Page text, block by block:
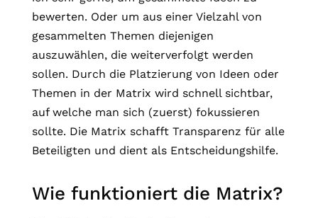
bewerten. Oder um aus einer Vielzahl von
gesammelten Themen diejenigen
auszuwählen, die weiterverfolgt werden
sollen. Durch die Platzierung von Ideen oder
Themen in der Matrix wird schnell sichtbar,
auf welche man sich (zuerst) fokussieren
sollte. Die Matrix schafft Transparenz für alle
Beteiligten und dient als Entscheidungshilfe.
Wie funktioniert die Matrix?